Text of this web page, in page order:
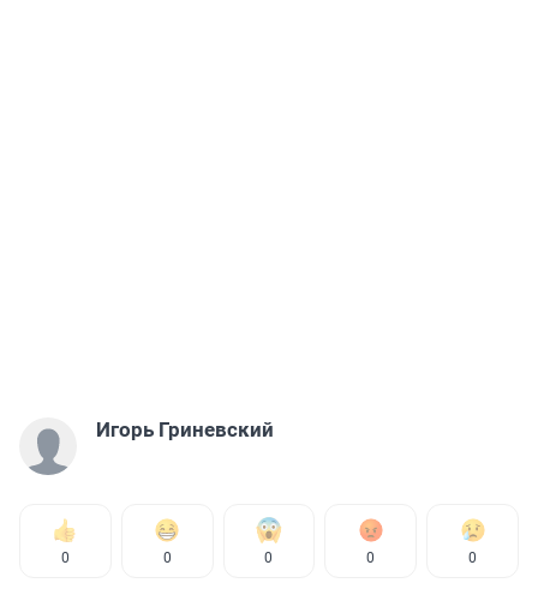
Игорь Гриневский
0 0 0 0 0